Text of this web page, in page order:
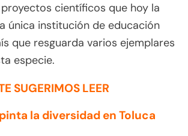
científicos que hoy la
única institución de educación
que resguarda varios ejemplares
especie.
SUGERIMOS LEER
la diversidad en Toluca